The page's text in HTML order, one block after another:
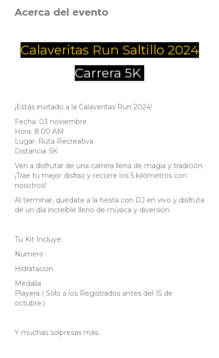
Acerca del evento
Calaveritas Run Saltillo 2024
Carrera 5K
¡Estás invitado a la Calaveritas Run 2024!
Fecha: 03 noviembre
Hora: 8:00 AM
Lugar: Ruta Recreativa
Distancia: 5K
Ven a disfrutar de una carrera llena de magia y tradición.
¡Trae tu mejor disfraz y recorre los 5 kilómetros con
nosotros!
Al terminar, quédate a la fiesta con DJ en vivo y disfruta
de un día increíble lleno de música y diversión.
Tu Kit Incluye:
Numero
Hidratacion
Medalla
Playera ( Solo a los Registrados antes del 15 de
octubre.)
Y muchas solpresas màs..